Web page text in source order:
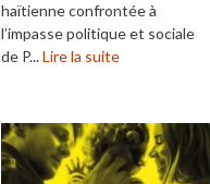
haïtienne confrontée à
l’impasse politique et sociale
de P...Lire la suite